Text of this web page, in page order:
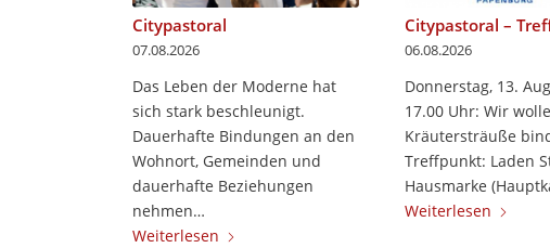
Citypastoral
07.08.2026
Das Leben der Moderne hat
sich stark beschleunigt.
Dauerhafte Bindungen an den
Wohnort, Gemeinden und
dauerhafte Beziehungen
nehmen…
Weiterlesen
Citypastoral –
06.08.2026
Donnerstag, 13.
17.00 Uhr: Wir
Kräutersträuße
Treffpunkt: Laden
Hausmarke
Weiterlesen